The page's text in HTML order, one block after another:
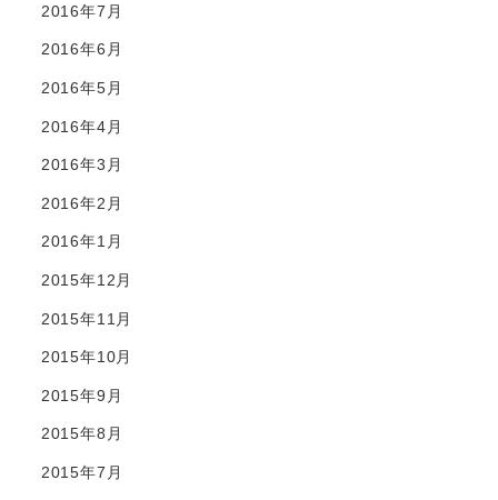
2016年7月
2016年6月
2016年5月
2016年4月
2016年3月
2016年2月
2016年1月
2015年12月
2015年11月
2015年10月
2015年9月
2015年8月
2015年7月